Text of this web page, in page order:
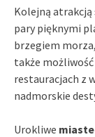
Kolejną atrakcją
pary pięknymi
brzegiem
także
restauracjach z
nadmorskie
Urokliwe